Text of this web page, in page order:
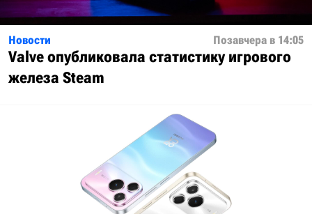
Новости Позавчера в 14:05
Valve опубликовала статистику игрового
железа Steam